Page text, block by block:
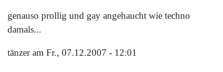
genauso prollig und gay angehaucht wie techno
damals...
tänzeram Fr., 07.12.2007 - 12:01